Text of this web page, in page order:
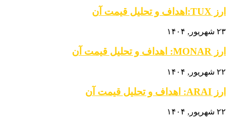
ارز TUX:اهداف و تحلیل قیمت آن
۲۳ شهریور, ۱۴۰۴
ارز MONAR: اهداف و تحلیل قیمت آن
۲۲ شهریور, ۱۴۰۴
ارز ARAI: اهداف و تحلیل قیمت آن
۲۲ شهریور, ۱۴۰۴